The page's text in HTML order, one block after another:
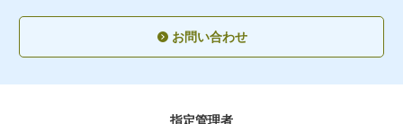
お問い合わせ
指定管理者